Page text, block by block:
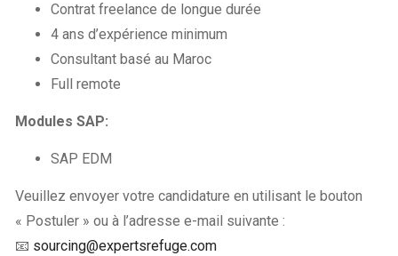
Contrat freelance de longue durée
4 ans d’expérience minimum
Consultant basé au Maroc
Full remote
Modules SAP:
SAP EDM
Veuillez envoyer votre candidature en utilisant le bouton
« Postuler » ou à l’adresse e-mail suivante :
📧 sourcing@expertsrefuge.com